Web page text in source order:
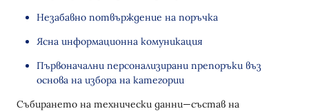
Незабавно потвърждение на поръчка
Ясна информационна комуникация
Първоначални персонализирани препоръки въз
основа на избора на категории
Събирането на технически данни—състав на